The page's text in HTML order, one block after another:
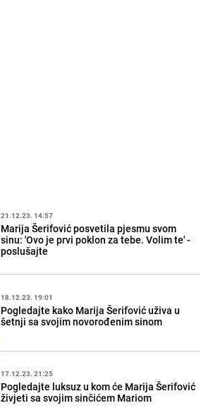
21.12.23. 14:57
Marija Šerifović posvetila pjesmu svom
sinu: 'Ovo je prvi poklon za tebe. Volim te' -
poslušajte
18.12.23. 19:01
Pogledajte kako Marija Šerifović uživa u
šetnji sa svojim novorođenim sinom
17.12.23. 21:25
Pogledajte luksuz u kom će Marija Šerifović
živjeti sa svojim sinčićem Mariom